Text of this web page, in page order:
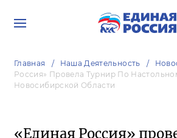
Главная Наша Деятельность
Россия» Провела Турнир По
Новосибирской Области
«Единая Россия»